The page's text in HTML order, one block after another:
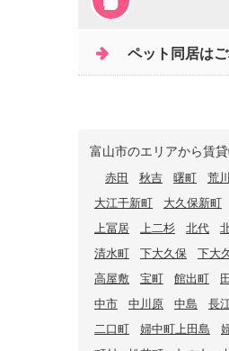
ペット同居は
富山市のエリアから賃
赤田 秋吉 曙町 荒川
大江干新町
大久保新町
上冨居
上二杉 北代
清水町
下大久保 下大
高屋敷
宝町 館出町
中市
中川原 中島 長
二口町
婦中町上田島